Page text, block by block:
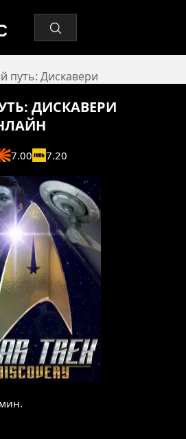
путь: Дискавери
ДИСКАВЕРИ
7.00 7.20